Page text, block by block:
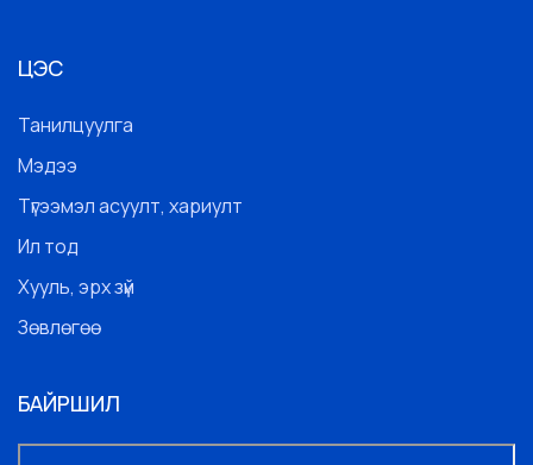
ЦЭС
Танилцуулга
Мэдээ
Түгээмэл асуулт, хариулт
Ил тод
Хууль, эрх зүй
Зөвлөгөө
БАЙРШИЛ